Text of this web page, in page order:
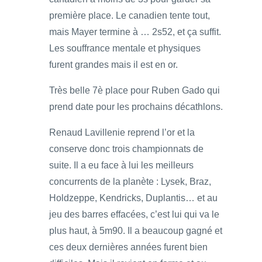
première place. Le canadien tente tout,
mais Mayer termine à … 2s52, et ça suffit.
Les souffrance mentale et physiques
furent grandes mais il est en or.
Très belle 7è place pour Ruben Gado qui
prend date pour les prochains décathlons.
Renaud Lavillenie reprend l’or et la
conserve donc trois championnats de
suite. Il a eu face à lui les meilleurs
concurrents de la planète : Lysek, Braz,
Holdzeppe, Kendricks, Duplantis… et au
jeu des barres effacées, c’est lui qui va le
plus haut, à 5m90. Il a beaucoup gagné et
ces deux dernières années furent bien